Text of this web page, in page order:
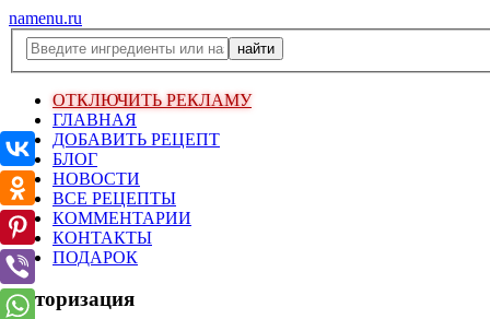
namenu.ru
ОТКЛЮЧИТЬ РЕКЛАМУ
ГЛАВНАЯ
ДОБАВИТЬ РЕЦЕПТ
БЛОГ
НОВОСТИ
ВСЕ РЕЦЕПТЫ
КОММЕНТАРИИ
КОНТАКТЫ
ПОДАРОК
Авторизация